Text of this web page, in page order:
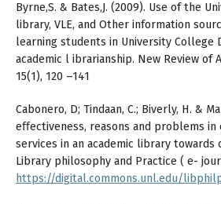
Byrne,S. & Bates,J. (2009). Use of the
library, VLE, and Other information
learning students in University College
academic l ibrarianship. New Review of
15(1), 120 –141
Cabonero, D; Tindaan, C.; Biverly, H. &
eﬀectiveness, reasons and problems in
services in an academic library towards
Library philosophy and Practice ( e-
https://digital.commons.unl.edu/